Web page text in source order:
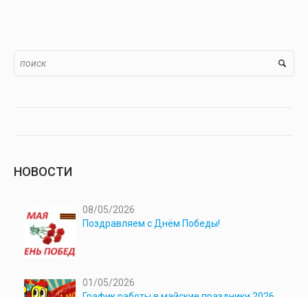
НОВОСТИ
08/05/2026
Поздравляем с Днём Победы!
01/05/2026